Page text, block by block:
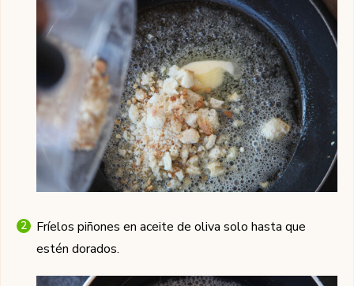
Fríelos piñones en aceite de oliva solo hasta que
estén dorados.